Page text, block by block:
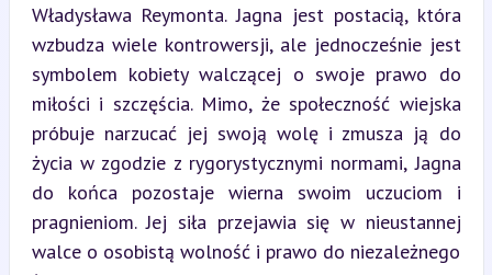
Władysława Reymonta. Jagna jest postacią, która
wzbudza wiele kontrowersji, ale jednocześnie jest
symbolem kobiety walczącej o swoje prawo do
miłości i szczęścia. Mimo, że społeczność wiejska
próbuje narzucać jej swoją wolę i zmusza ją do
życia w zgodzie z rygorystycznymi normami, Jagna
do końca pozostaje wierna swoim uczuciom i
pragnieniom. Jej siła przejawia się w nieustannej
walce o osobistą wolność i prawo do niezależnego